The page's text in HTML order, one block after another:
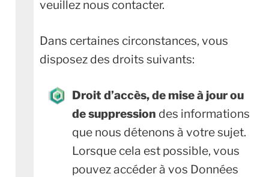
veuillez nous contacter.
Dans certaines circonstances, vous
disposez des droits suivants:
Droit d’accès, de mise à jour ou
de suppression des informations
que nous détenons à votre sujet.
Lorsque cela est possible, vous
pouvez accéder à vos Données